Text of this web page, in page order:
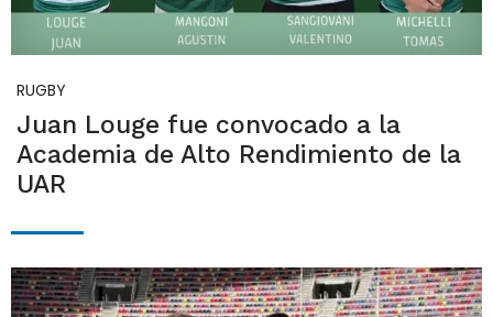
RUGBY
Juan Louge fue convocado a la
Academia de Alto Rendimiento de la
UAR